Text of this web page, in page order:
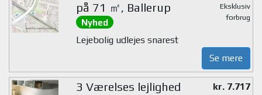
på 71 ㎡, Ballerup
Nyhed
Eksklusiv
forbrug
Lejebolig udlejes snarest
Se mere
3 Værelses lejlighed
kr. 7.717